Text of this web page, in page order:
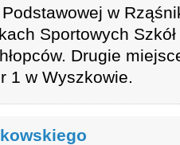
w
Sportowych
Drugie
1 w Wyszkowie.